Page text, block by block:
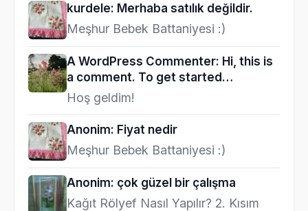
kurdele: Merhaba satılık değildir.
Meşhur Bebek Battaniyesi :)
A WordPress Commenter: Hi, this is
a comment. To get started…
Hoş geldim!
Anonim: Fiyat nedir
Meşhur Bebek Battaniyesi :)
Anonim: çok güzel bir çalışma
Kağıt Rölyef Nasıl Yapılır? 2. Kısım